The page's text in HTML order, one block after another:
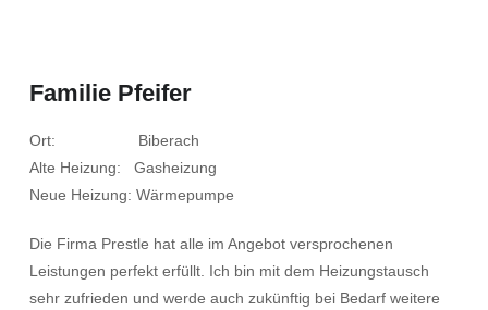
Familie Pfeifer
Ort: Biberach
Alte Heizung: Gasheizung
Neue Heizung: Wärmepumpe
Die Firma Prestle hat alle im Angebot versprochenen
Leistungen perfekt erfüllt. Ich bin mit dem Heizungstausch
sehr zufrieden und werde auch zukünftig bei Bedarf weitere